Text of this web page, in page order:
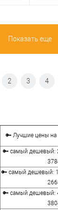
Показать еще
2 3 4
🔑 Лучшие цены на
🔑 самый дешевый:
🔑 самый дешевый:
🔑 самый дешевый: